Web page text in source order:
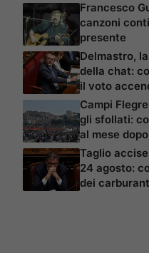
Francesco
canzoni
presente
Delmastro,
della chat:
il voto
Campi
gli sfollati:
al mese
Taglio
24 agosto:
dei